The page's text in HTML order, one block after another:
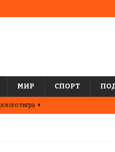
МИР СПОРТ
тигра